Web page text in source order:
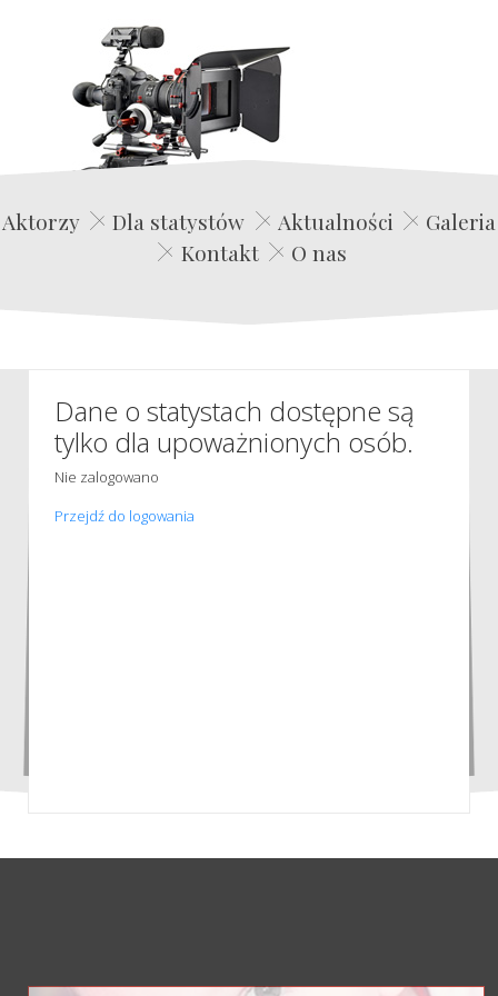
Edwin Film Agencja Aktorska
Aktorzy Dla statystów Aktualności
Galeria
Kontakt
O nas
Dane o statystach dostępne są
tylko dla upoważnionych osób.
Nie zalogowano
Przejdź do logowania